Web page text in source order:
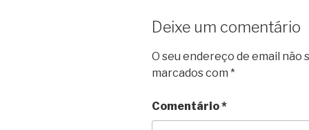
Deixe um comentário
O seu endereço de email não
marcados com *
Comentário*